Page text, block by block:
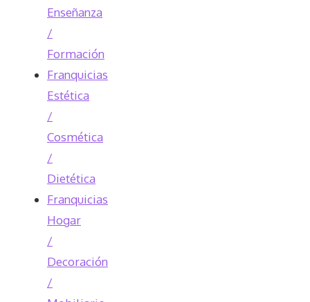
Enseñanza
/
Formación
Franquicias
Estética
/
Cosmética
/
Dietética
Franquicias
Hogar
/
Decoración
/